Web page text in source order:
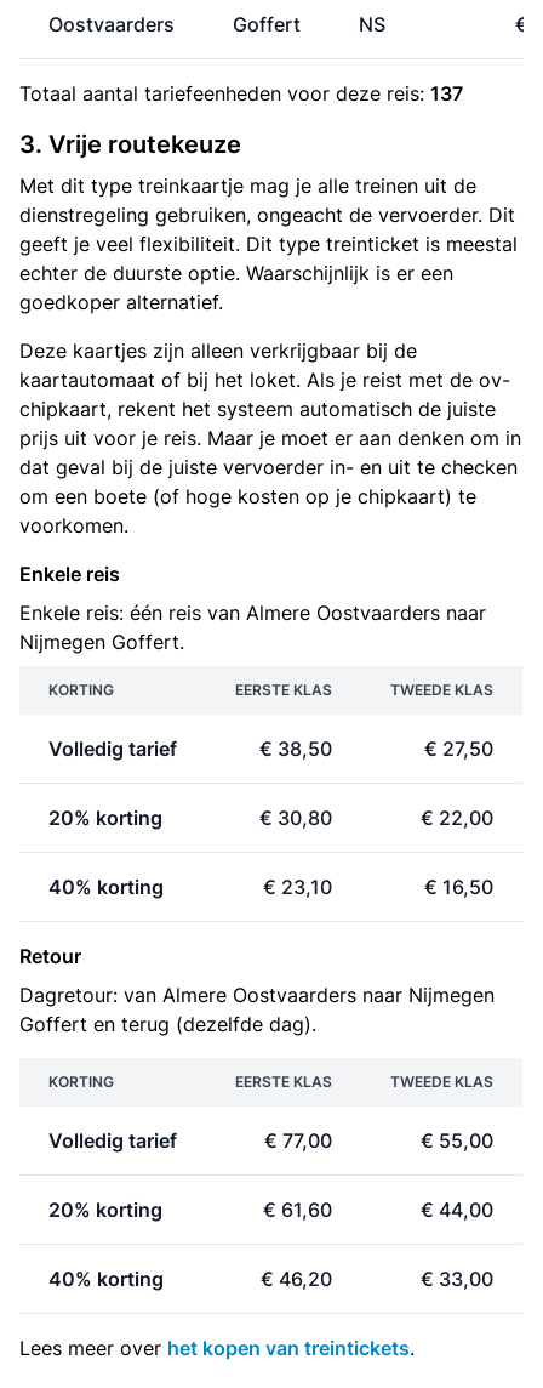
Oostvaarders Goffert NS €
Totaal aantal tariefeenheden voor deze reis: 137
3. Vrije routekeuze
Met dit type treinkaartje mag je alle treinen uit de
dienstregeling gebruiken, ongeacht de vervoerder. Dit
geeft je veel flexibiliteit. Dit type treinticket is meestal
echter de duurste optie. Waarschijnlijk is er een
goedkoper alternatief.
Deze kaartjes zijn alleen verkrijgbaar bij de
kaartautomaat of bij het loket. Als je reist met de ov-
chipkaart, rekent het systeem automatisch de juiste
prijs uit voor je reis. Maar je moet er aan denken om in
dat geval bij de juiste vervoerder in- en uit te checken
om een boete (of hoge kosten op je chipkaart) te
voorkomen.
Enkele reis
Enkele reis: één reis van Almere Oostvaarders naar
Nijmegen Goffert.
KORTING EERSTE KLAS TWEEDE KLAS
Volledig tarief € 38,50 € 27,50
20% korting € 30,80 € 22,00
40% korting € 23,10 € 16,50
Retour
Dagretour: van Almere Oostvaarders naar Nijmegen
Goffert en terug (dezelfde dag).
KORTING EERSTE KLAS TWEEDE KLAS
Volledig tarief € 77,00 € 55,00
20% korting € 61,60 € 44,00
40% korting € 46,20 € 33,00
Lees meer over het kopen van treintickets.